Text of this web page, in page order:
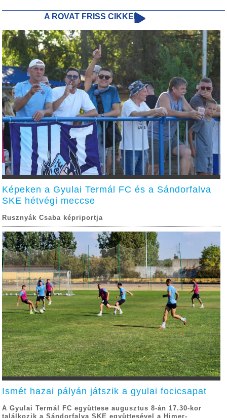
A ROVAT FRISS CIKKEI
Képeken a Gyulai Termál FC és a Sándorfalva
SKE hétvégi meccse
Rusznyák Csaba képriportja
Ismét hazai pályán játszik a gyulai focicsapat
A Gyulai Termál FC együttese augusztus 8-án 17.30-kor